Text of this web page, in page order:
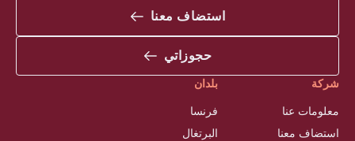
استضاف معنا
حجوزاتي
شركة
معلومات عنا
استضاف معنا
بلدان
فرنسا
البرتغال